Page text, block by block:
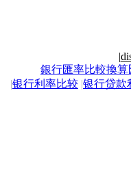
|
銀行匯率比較換算
|银行利率比较 |银行贷款